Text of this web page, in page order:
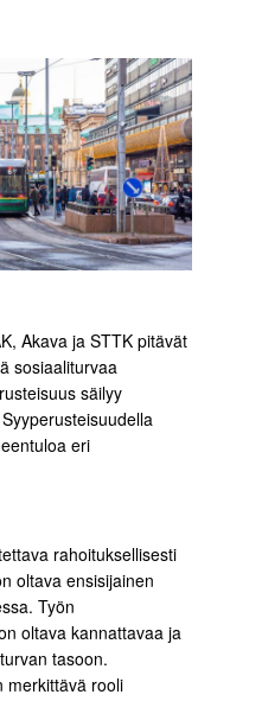
Akava ja STTK pitävät
sosiaaliturvaa
säilyy
eri
rahoituksellisesti
oltava ensisijainen
Työn
oltava kannattavaa ja
tasoon.
merkittävä rooli